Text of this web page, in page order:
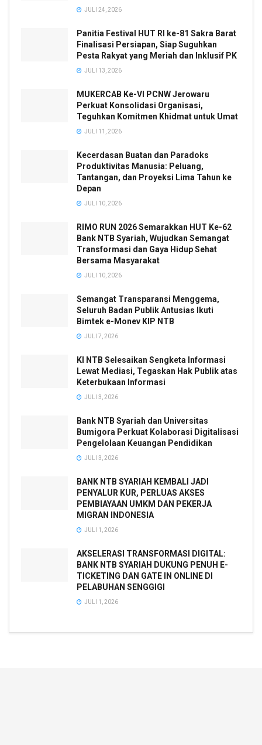
JULI 24, 2026
Panitia Festival HUT RI ke-81 Sakra Barat
Finalisasi Persiapan, Siap Suguhkan
Pesta Rakyat yang Meriah dan Inklusif PK
JULI 13, 2026
MUKERCAB Ke-VI PCNW Jerowaru
Perkuat Konsolidasi Organisasi,
Teguhkan Komitmen Khidmat untuk Umat
JULI 11, 2026
Kecerdasan Buatan dan Paradoks
Produktivitas Manusia: Peluang,
Tantangan, dan Proyeksi Lima Tahun ke
Depan
JULI 10, 2026
RIMO RUN 2026 Semarakkan HUT Ke-62
Bank NTB Syariah, Wujudkan Semangat
Transformasi dan Gaya Hidup Sehat
Bersama Masyarakat
JULI 10, 2026
Semangat Transparansi Menggema,
Seluruh Badan Publik Antusias Ikuti
Bimtek e-Monev KIP NTB
JULI 7, 2026
KI NTB Selesaikan Sengketa Informasi
Lewat Mediasi, Tegaskan Hak Publik atas
Keterbukaan Informasi
JULI 3, 2026
Bank NTB Syariah dan Universitas
Bumigora Perkuat Kolaborasi Digitalisasi
Pengelolaan Keuangan Pendidikan
JULI 3, 2026
BANK NTB SYARIAH KEMBALI JADI
PENYALUR KUR, PERLUAS AKSES
PEMBIAYAAN UMKM DAN PEKERJA
MIGRAN INDONESIA
JULI 1, 2026
AKSELERASI TRANSFORMASI DIGITAL:
BANK NTB SYARIAH DUKUNG PENUH E-
TICKETING DAN GATE IN ONLINE DI
PELABUHAN SENGGIGI
JULI 1, 2026